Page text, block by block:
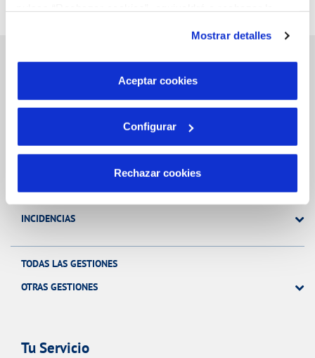
son indispensables para que el sitio web funcione y que
por tanto no se pueden desactivar. Puedes consultar
más información en nuestraPolítica de Cookies
Mostrar detalles
Aceptar cookies
Configurar
Rechazar cookies
Gestiones Online
FACTURAS, PAGOS Y CONSUMOS
MODIFICACIÓN DE DATOS
INCIDENCIAS
TODAS LAS GESTIONES
OTRAS GESTIONES
Tu Servicio